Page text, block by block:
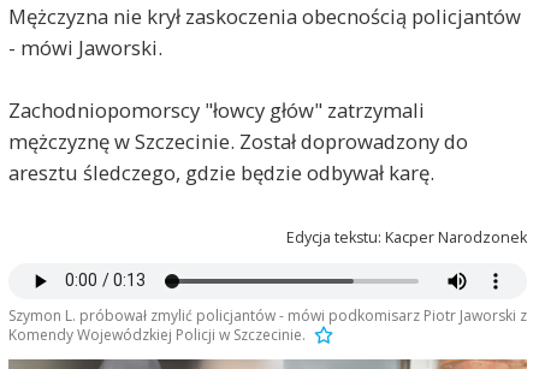
Mężczyzna nie krył zaskoczenia obecnością policjantów
- mówi Jaworski.
Zachodniopomorscy "łowcy głów" zatrzymali
mężczyznę w Szczecinie. Został doprowadzony do
aresztu śledczego, gdzie będzie odbywał karę.
Edycja tekstu: Kacper Narodzonek
Szymon L. próbował zmylić policjantów - mówi podkomisarz Piotr Jaworski z
Komendy Wojewódzkiej Policji w Szczecinie.